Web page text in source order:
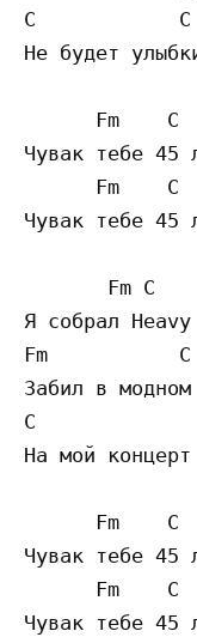
C
Не будет
Fm    C
Чувак тебе 45
Fm    C
Чувак тебе 45
Fm C
Я собрал
Fm
Забил в
C
На мой
Fm    C
Чувак тебе 45
Fm    C
Чувак тебе 45